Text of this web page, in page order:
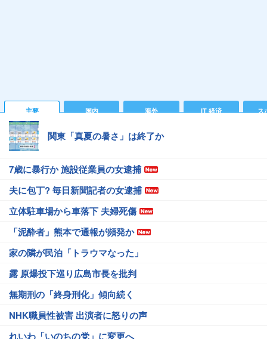
主要 国内 海外 IT 経済 ス
関東「真夏の暑さ」は終了か
7歳に暴行か 施設従業員の女逮捕
夫に包丁? 毎日新聞記者の女逮捕
立体駐車場から車落下 夫婦死傷
「泥酔者」熊本で通報が頻発か
家の隣が民泊「トラウマなった」
露 原爆投下巡り広島市長を批判
無期刑の「終身刑化」傾向続く
NHK職員性被害 出演者に怒りの声
れいわ「いのちの党」に変更へ